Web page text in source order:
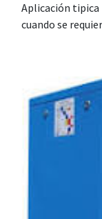
Aplicación tipica
cuando se